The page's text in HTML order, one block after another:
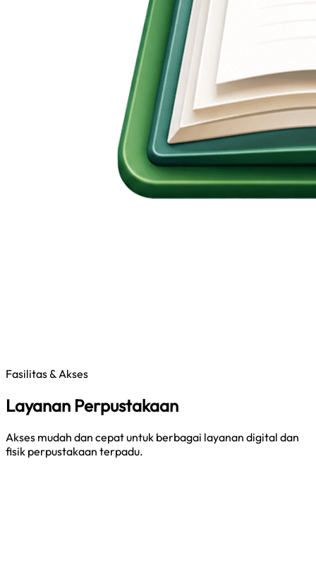
Fasilitas & Akses
Layanan Perpustakaan
Akses mudah dan cepat untuk berbagai layanan digital dan
fisik perpustakaan terpadu.